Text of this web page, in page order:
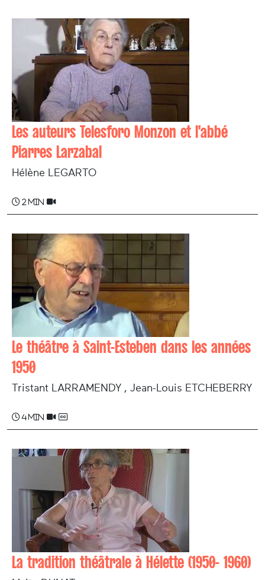
Les auteurs Telesforo Monzon et l'abbé
Piarres Larzabal
Hélène LEGARTO
2 min
Le théâtre à Saint-Esteben dans les années
1950
Tristant LARRAMENDY , Jean-Louis ETCHEBERRY
4 min
La tradition théâtrale à Hélette (1950- 1960)